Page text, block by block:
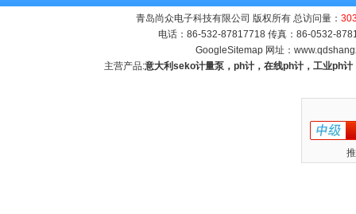
青岛尚众电子科技有限公司 版权所有 总访问量：
电话：86-532-87817718 传真：86-0532-
GoogleSitemap 网址：
主营产品:意大利seko计量泵，ph计，在线ph计，工业ph